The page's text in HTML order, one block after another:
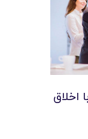
اخلاق